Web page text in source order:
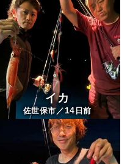
イカ
佐世保市／14 日前
う